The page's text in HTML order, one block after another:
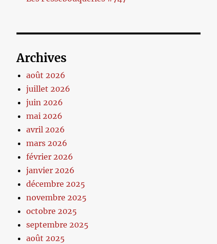
Archives
août 2026
juillet 2026
juin 2026
mai 2026
avril 2026
mars 2026
février 2026
janvier 2026
décembre 2025
novembre 2025
octobre 2025
septembre 2025
août 2025